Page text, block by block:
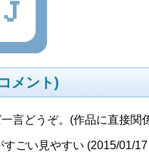
メント)
言どうぞ。(作品に直接関
すごい見やすい (2015/01/